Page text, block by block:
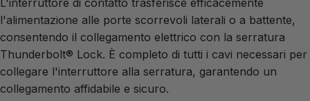
L'interruttore di contatto trasferisce efficacemente
l'alimentazione alle porte scorrevoli laterali o a battente,
consentendo il collegamento elettrico con la serratura
Thunderbolt® Lock. È completo di tutti i cavi necessari per
collegare l'interruttore alla serratura, garantendo un
collegamento affidabile e sicuro.